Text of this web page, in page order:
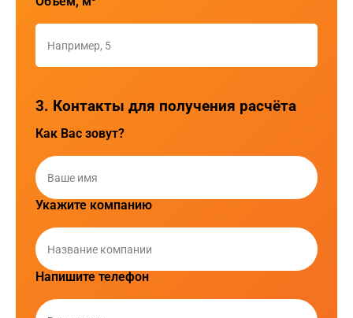
3. Контакты для получения расчёта
Как Вас зовут?
Укажите компанию
Напишите телефон